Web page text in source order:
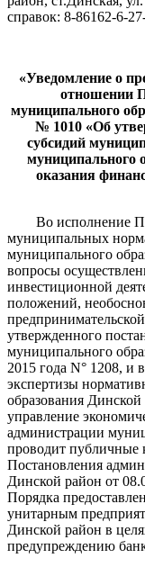
справок: 8-86162-6-
«Уведомление о
отношении
муниципального
№ 1010 «Об
субсидий
муниципального
оказания
Во исполнение
муниципальных
муниципального
вопросы
инвестиционной
положений,
утвержденного
муниципального
2015 года N° 1208, и
экспертизы
образования
управление
администрации
проводит публичные
Постановления
Динской район от
Порядка
унитарным
Динской район в
предупреждению